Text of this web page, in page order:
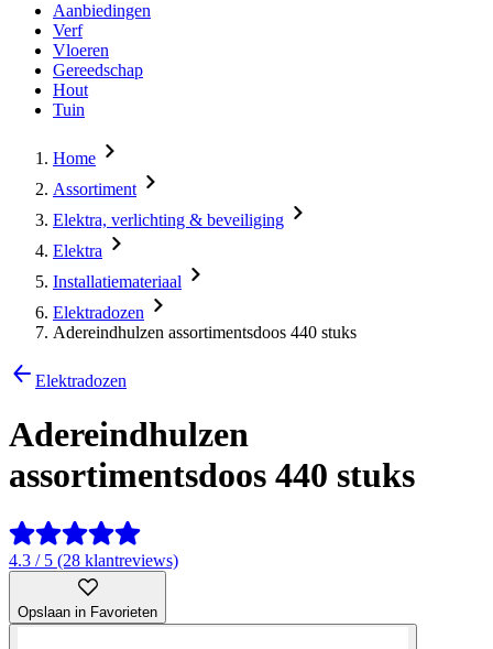
Aanbiedingen
Verf
Vloeren
Gereedschap
Hout
Tuin
Home
Assortiment
Elektra, verlichting & beveiliging
Elektra
Installatiemateriaal
Elektradozen
Adereindhulzen assortimentsdoos 440 stuks
Elektradozen
Adereindhulzen
assortimentsdoos 440 stuks
4.3 / 5 (28 klantreviews)
Opslaan in Favorieten